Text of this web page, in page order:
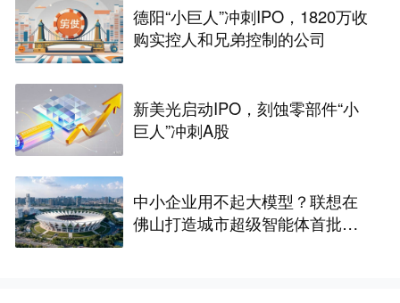
德阳“小巨人”冲刺IPO，1820万收
购实控人和兄弟控制的公司
新美光启动IPO，刻蚀零部件“小
巨人”冲刺A股
中小企业用不起大模型？联想在
佛山打造城市超级智能体首批产